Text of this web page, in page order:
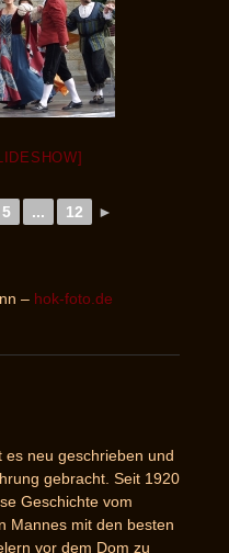
5 ... 12 ►
– hok-foto.de
es neu geschrieben und
gebracht. Seit 1920
Geschichte vom
Mannes mit den besten
vor dem Dom zu